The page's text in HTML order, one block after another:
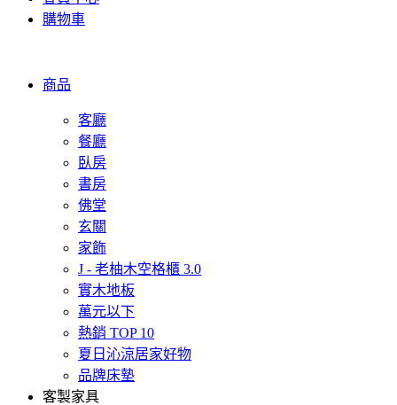
購物車
商品
客廳
餐廳
臥房
書房
佛堂
玄關
家飾
J - 老柚木空格櫃 3.0
實木地板
萬元以下
熱銷 TOP 10
夏日沁涼居家好物
品牌床墊
客製家具